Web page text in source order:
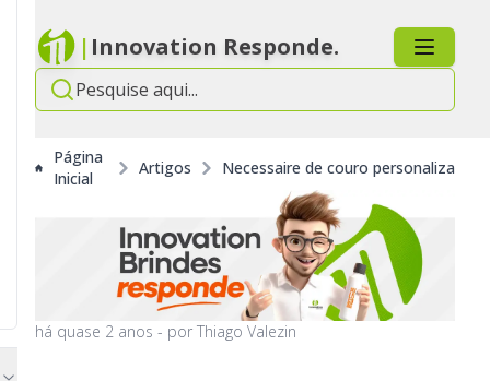
| Innovation Responde.
Página
Inicial
Artigos Necessaire de couro personalizada:
há quase 2 anos - por Thiago Valezin